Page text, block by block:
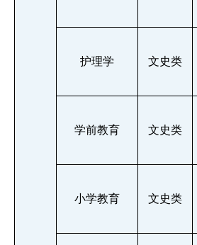
护理学 文史类
学前教育 文史类
小学教育 文史类